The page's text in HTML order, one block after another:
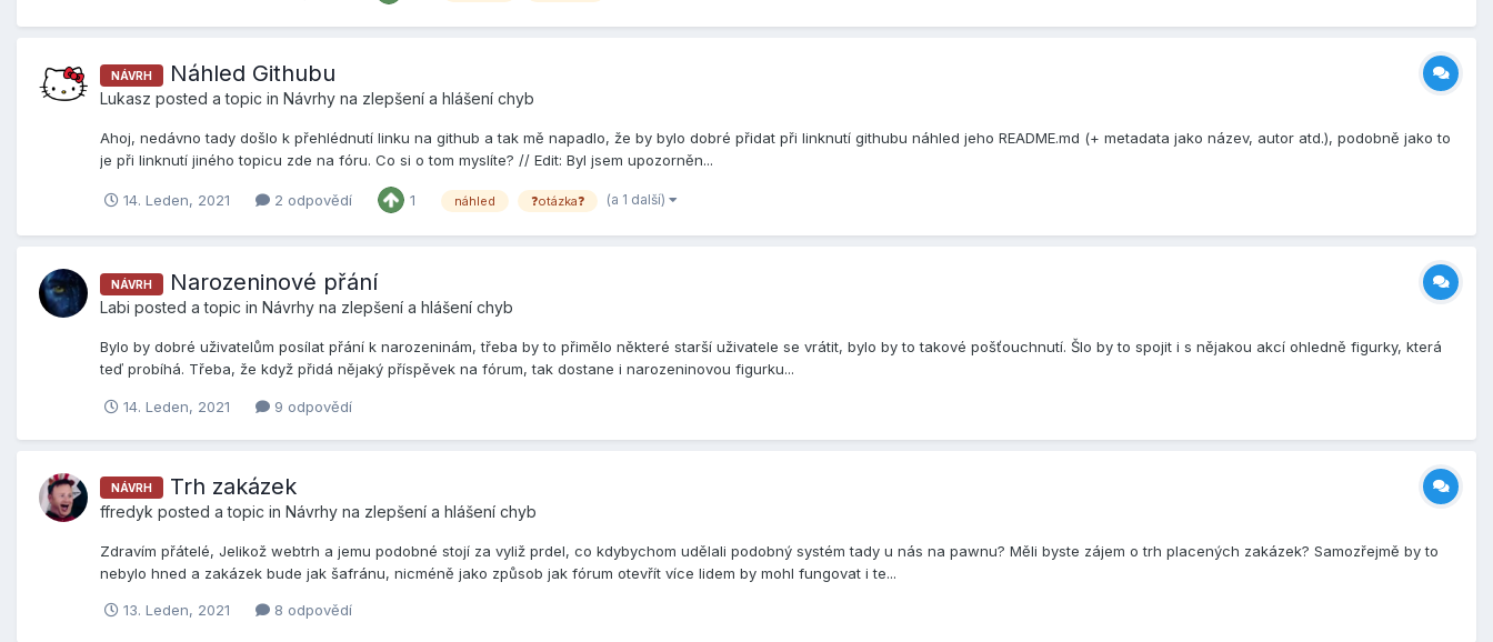
NÁVRH Náhled Githubu
Lukasz posted a topic in Návrhy na zlepšení a hlášení chyb
Ahoj, nedávno tady došlo k přehlédnutí linku na github a tak mě napadlo, že by bylo dobré přidat při linknutí githubu náhled jeho README.md (+ metadata jako název, autor atd.), podobně jako to
je při linknutí jiného topicu zde na fóru. Co si o tom myslíte? // Edit: Byl jsem upozorněn...
14. Leden, 2021 2 odpovědí 1 náhled ❓otázka❓ (a 1 další)
NÁVRH Narozeninové přání
Labi posted a topic in Návrhy na zlepšení a hlášení chyb
Bylo by dobré uživatelům posílat přání k narozeninám, třeba by to přimělo některé starší uživatele se vrátit, bylo by to takové pošťouchnutí. Šlo by to spojit i s nějakou akcí ohledně figurky, která
teď probíhá. Třeba, že když přidá nějaký příspěvek na fórum, tak dostane i narozeninovou figurku...
14. Leden, 2021 9 odpovědí
NÁVRH Trh zakázek
ffredyk posted a topic in Návrhy na zlepšení a hlášení chyb
Zdravím přátelé, Jelikož webtrh a jemu podobné stojí za vyliž prdel, co kdybychom udělali podobný systém tady u nás na pawnu? Měli byste zájem o trh placených zakázek? Samozřejmě by to
nebylo hned a zakázek bude jak šafránu, nicméně jako způsob jak fórum otevřít více lidem by mohl fungovat i te...
13. Leden, 2021 8 odpovědí